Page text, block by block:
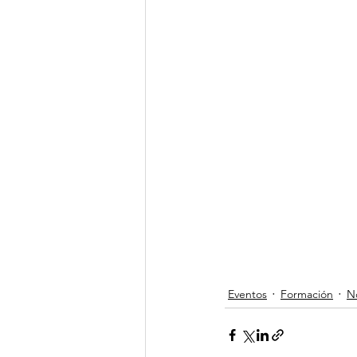
Eventos Formación